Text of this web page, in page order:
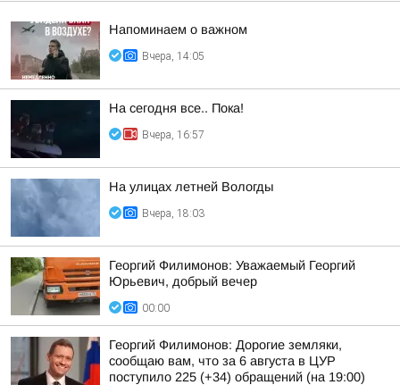
Напоминаем о важном
Вчера, 14:05
На сегодня все.. Пока!
Вчера, 16:57
На улицах летней Вологды
Вчера, 18:03
Георгий Филимонов: Уважаемый Георгий
Юрьевич, добрый вечер
00:00
Георгий Филимонов: Дорогие земляки,
сообщаю вам, что за 6 августа в ЦУР
поступило 225 (+34) обращений (на 19:00)